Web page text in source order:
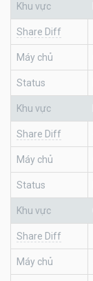
Khu vực
Share Diff
Máy chủ
Status
Khu vực
Share Diff
Máy chủ
Status
Khu vực
Share Diff
Máy chủ